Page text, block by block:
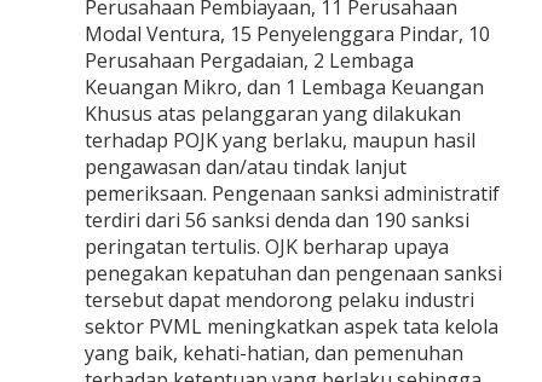
Perusahaan Pembiayaan, 11 Perusahaan
Modal Ventura, 15 Penyelenggara Pindar, 10
Perusahaan Pergadaian, 2 Lembaga
Keuangan Mikro, dan 1 Lembaga Keuangan
Khusus atas pelanggaran yang dilakukan
terhadap POJK yang berlaku, maupun hasil
pengawasan dan/atau tindak lanjut
pemeriksaan. Pengenaan sanksi administratif
terdiri dari 56 sanksi denda dan 190 sanksi
peringatan tertulis. OJK berharap upaya
penegakan kepatuhan dan pengenaan sanksi
tersebut dapat mendorong pelaku industri
sektor PVML meningkatkan aspek tata kelola
yang baik, kehati-hatian, dan pemenuhan